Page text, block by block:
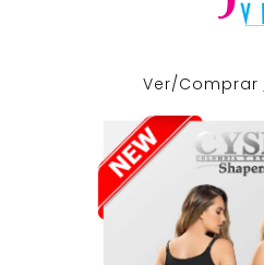
Ver/Comprar